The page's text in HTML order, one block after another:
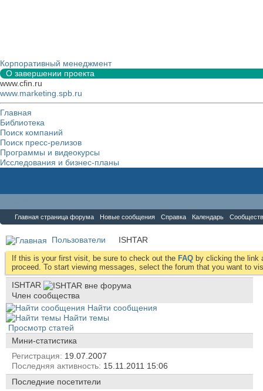
Корпоративный менеджмент
О завершении проекта
www.cfin.ru
www.marketing.spb.ru
Главная
Библиотека
Поиск компаний
Поиск пресс-релизов
Программы и видеокурсы
Исследования и бизнес-планы
Главная страница форума Новые сообщения Справка Календарь
Пользователи ISHTAR
If this is your first visit, be sure to check out the FAQ by clicking the link
proceed. To start viewing messages, select the forum that you want to
ISHTAR
Член сообщества
Найти сообщения
Найти темы
Просмотр статей
Мини-статистика
Регистрация
19.07.2007
Последняя активность 15.11.2011 15:06
Последние посетители